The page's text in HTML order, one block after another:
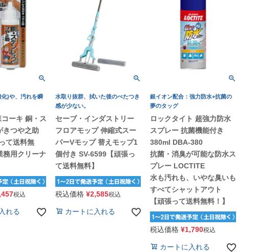
化)や、汚れを瞬
ーキ 銅・ス
きつや之助
て送料無
務用クリーナ
税込
れる
水取り抜群、拭いた後のべたつき
感が少ない。
セーブ・インダストリー
フロアモップ 伸縮式スー
パーVモップ 替えモップ1
個付き SV-6599【頑張っ
て送料無料】
税込価格 ¥2,585税込
カートに入れる
銀イオン配合：強力防水+抗菌の
夢のタッグ
ロックタイト 超強力防水
スプレー 抗菌機能付き
380ml DBA-380
抗菌・消臭が可能な防水ス
プレー LOCTITE
水も汚れも、いやな臭いも
すべてシャットアウト
【頑張って送料無料！】
税込価格 ¥1,790税込
カートに入れる